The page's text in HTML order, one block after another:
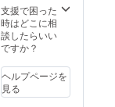
◻︎利用
平日の
み 2022
年1月5
2022年
3月末ま
で 【平
支援で困った
時はどこに相
談したらいい
ですか？
ヘルプページを
見る